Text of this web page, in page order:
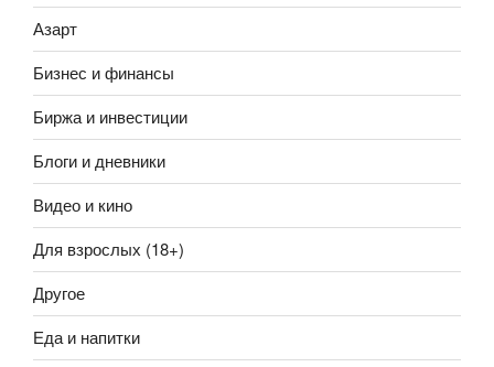
Азарт
Бизнес и финансы
Биржа и инвестиции
Блоги и дневники
Видео и кино
Для взрослых (18+)
Другое
Еда и напитки